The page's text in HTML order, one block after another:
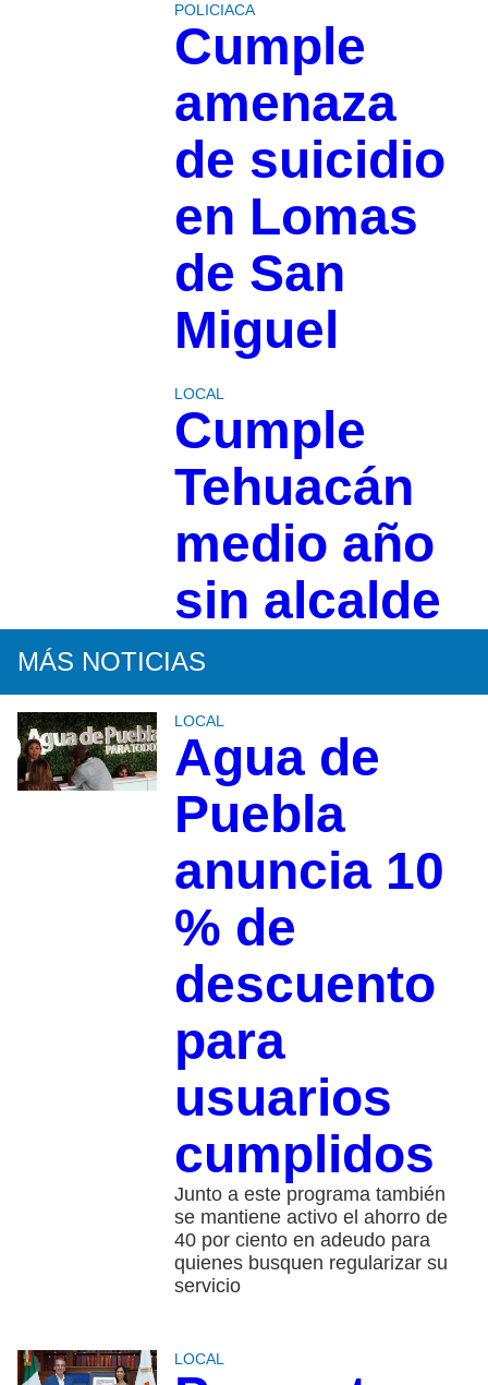
POLICIACA
Cumple
amenaza
de suicidio
en Lomas
de San
Miguel
LOCAL
Cumple
Tehuacán
medio año
sin alcalde
MÁS NOTICIAS
LOCAL
Agua de
Puebla
anuncia 10
% de
descuento
para
usuarios
cumplidos
Junto a este programa también
se mantiene activo el ahorro de
40 por ciento en adeudo para
quienes busquen regularizar su
servicio
LOCAL